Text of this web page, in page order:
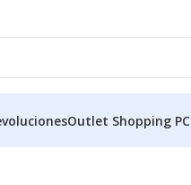
Outlet Shopping PC